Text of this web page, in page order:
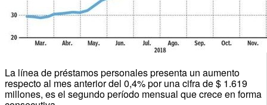
La línea de préstamos personales presenta un aumento
respecto al mes anterior del 0,4% por una cifra de $ 1.619
millones, es el segundo período mensual que crece en forma